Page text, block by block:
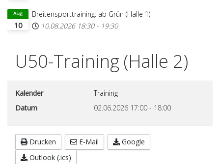
10
Aug
Breitensporttraining: ab Grün (Halle 1)
10.08.2026 18:30 - 19:30
U50-Training (Halle 2)
Kalender
Training
Datum
02.06.2026 17:00 - 18:00
Drucken E-Mail
Google
Outlook (.ics)